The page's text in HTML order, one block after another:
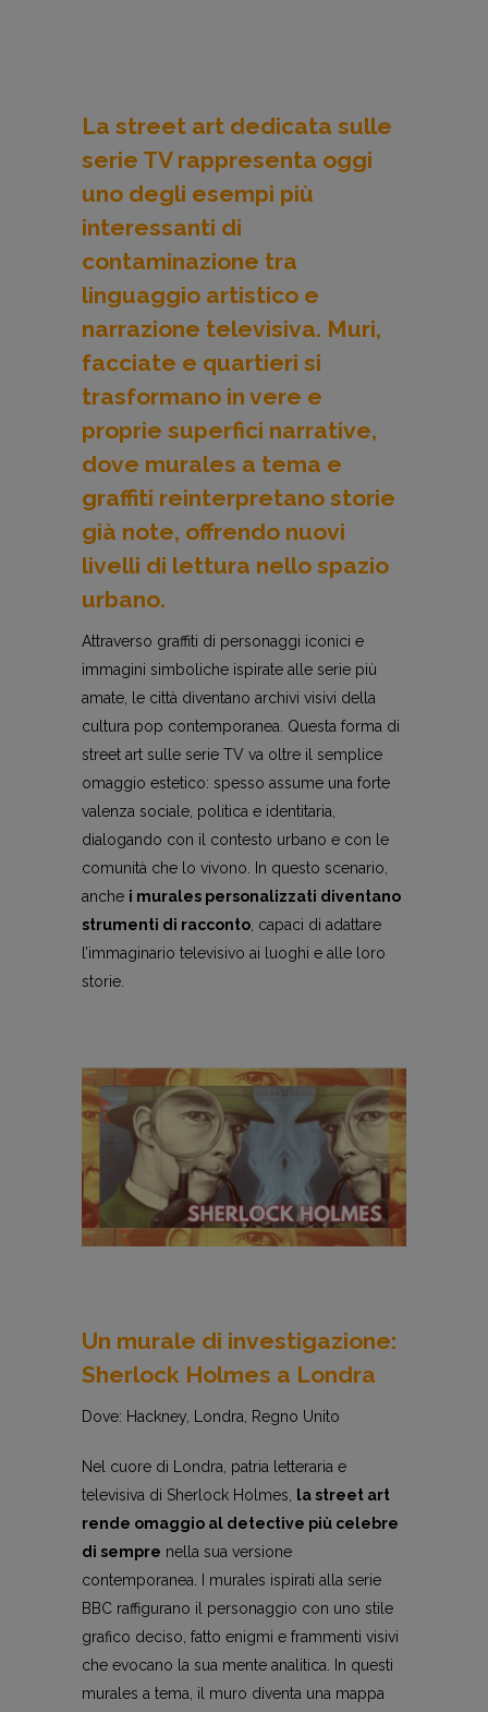
La street art dedicata sulle
serie TV rappresenta oggi
uno degli esempi più
interessanti di
contaminazione tra
linguaggio artistico e
narrazione televisiva. Muri,
facciate e quartieri si
trasformano in vere e
proprie superfici narrative,
dove murales a tema e
graffiti reinterpretano storie
già note, offrendo nuovi
livelli di lettura nello spazio
urbano.
Attraverso graffiti di personaggi iconici e
immagini simboliche ispirate alle serie più
amate, le città diventano archivi visivi della
cultura pop contemporanea. Questa forma di
street art sulle serie TV va oltre il semplice
omaggio estetico: spesso assume una forte
valenza sociale, politica e identitaria,
dialogando con il contesto urbano e con le
comunità che lo vivono. In questo scenario,
anche i murales personalizzati diventano
strumenti di racconto, capaci di adattare
l’immaginario televisivo ai luoghi e alle loro
storie.
Un murale di investigazione:
Sherlock Holmes a Londra
Dove: Hackney, Londra, Regno Unito
Nel cuore di Londra, patria letteraria e
televisiva di Sherlock Holmes,
la street art
rende omaggio al detective più celebre
di sempre nella sua versione
contemporanea. I murales ispirati alla serie
BBC raffigurano il personaggio con uno stile
grafico deciso, fatto enigmi e frammenti visivi
che evocano la sua mente analitica. In questi
murales a tema, il muro diventa una mappa